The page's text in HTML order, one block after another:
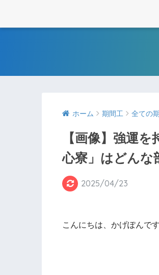
ホーム 期間工 全ての
【画像】強運
心寮」はどんな
2025/04/23
こんにちは、かげぽんです